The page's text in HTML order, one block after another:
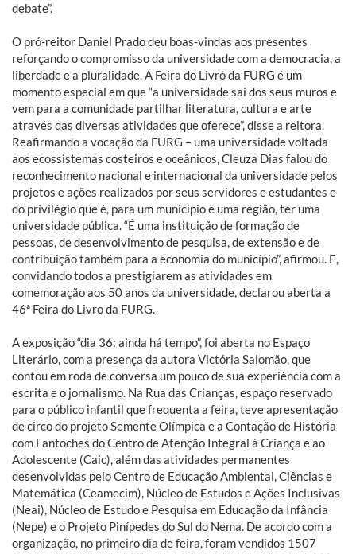
debate”.
O pró-reitor Daniel Prado deu boas-vindas aos presentes
reforçando o compromisso da universidade com a democracia, a
liberdade e a pluralidade. A Feira do Livro da FURG é um
momento especial em que “a universidade sai dos seus muros e
vem para a comunidade partilhar literatura, cultura e arte
através das diversas atividades que oferece”, disse a reitora.
Reafirmando a vocação da FURG – uma universidade voltada
aos ecossistemas costeiros e oceânicos, Cleuza Dias falou do
reconhecimento nacional e internacional da universidade pelos
projetos e ações realizados por seus servidores e estudantes e
do privilégio que é, para um município e uma região, ter uma
universidade pública. “É uma instituição de formação de
pessoas, de desenvolvimento de pesquisa, de extensão e de
contribuição também para a economia do município”, afirmou. E,
convidando todos a prestigiarem as atividades em
comemoração aos 50 anos da universidade, declarou aberta a
46ª Feira do Livro da FURG.
A exposição “dia 36: ainda há tempo”, foi aberta no Espaço
Literário, com a presença da autora Victória Salomão, que
contou em roda de conversa um pouco de sua experiência com a
escrita e o jornalismo. Na Rua das Crianças, espaço reservado
para o público infantil que frequenta a feira, teve apresentação
de circo do projeto Semente Olímpica e a Contação de História
com Fantoches do Centro de Atenção Integral à Criança e ao
Adolescente (Caic), além das atividades permanentes
desenvolvidas pelo Centro de Educação Ambiental, Ciências e
Matemática (Ceamecim), Núcleo de Estudos e Ações Inclusivas
(Neai), Núcleo de Estudo e Pesquisa em Educação da Infância
(Nepe) e o Projeto Pinípedes do Sul do Nema. De acordo com a
organização, no primeiro dia de feira, foram vendidos 1507